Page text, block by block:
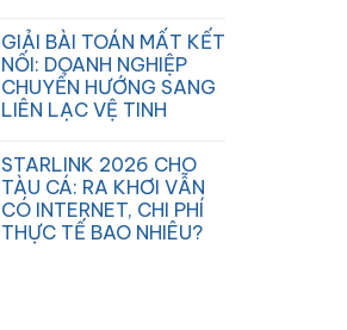
GIẢI BÀI TOÁN MẤT KẾT
NỐI: DOANH NGHIỆP
CHUYỂN HƯỚNG SANG
LIÊN LẠC VỆ TINH
STARLINK 2026 CHO
TÀU CÁ: RA KHƠI VẪN
CÓ INTERNET, CHI PHÍ
THỰC TẾ BAO NHIÊU?